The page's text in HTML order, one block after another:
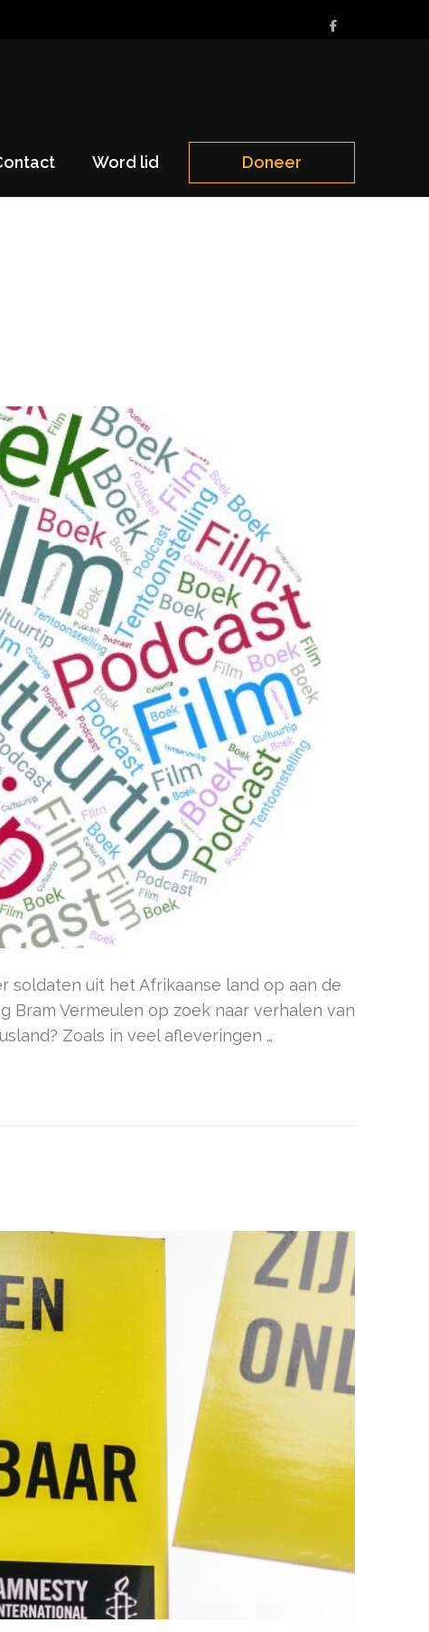
Word lid Doneer
soldaten uit het Afrikaanse land op aan de
Bram Vermeulen op zoek naar verhalen van
Zoals in veel afleveringen …